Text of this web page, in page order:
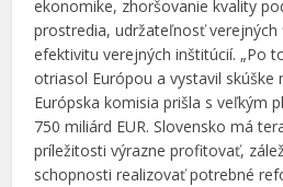
ekonomike, zhoršovanie kvality
prostredia, udržateľnosť verejných
efektivitu verejných inštitúcií. „Po
otriasol Európou a vystavil skúške
Európska komisia prišla s veľkým
750 miliárd EUR. Slovensko má
príležitosti výrazne profitovať,
schopnosti realizovať potrebné